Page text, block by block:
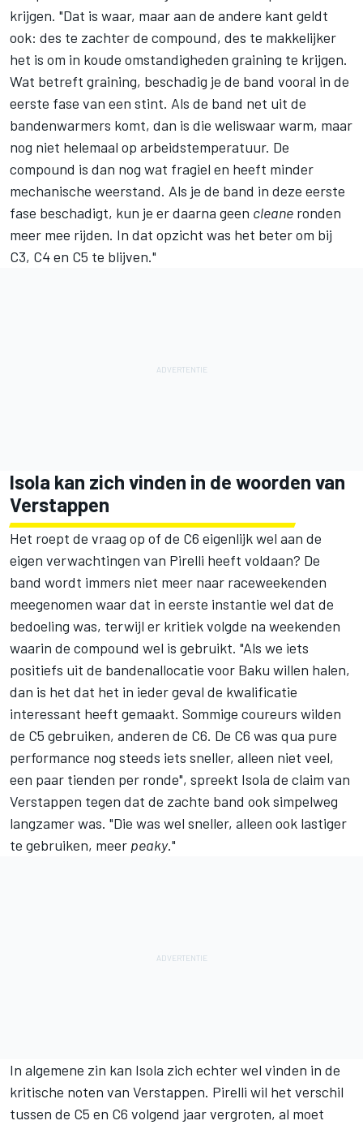
krijgen. "Dat is waar, maar aan de andere kant geldt
ook: des te zachter de compound, des te makkelijker
het is om in koude omstandigheden graining te krijgen.
Wat betreft graining, beschadig je de band vooral in de
eerste fase van een stint. Als de band net uit de
bandenwarmers komt, dan is die weliswaar warm, maar
nog niet helemaal op arbeidstemperatuur. De
compound is dan nog wat fragiel en heeft minder
mechanische weerstand. Als je de band in deze eerste
fase beschadigt, kun je er daarna geen cleane ronden
meer mee rijden. In dat opzicht was het beter om bij
C3, C4 en C5 te blijven."
Isola kan zich vinden in de woorden van
Verstappen
Het roept de vraag op of de C6 eigenlijk wel aan de
eigen verwachtingen van Pirelli heeft voldaan? De
band wordt immers niet meer naar raceweekenden
meegenomen waar dat in eerste instantie wel dat de
bedoeling was, terwijl er kritiek volgde na weekenden
waarin de compound wel is gebruikt. "Als we iets
positiefs uit de bandenallocatie voor Baku willen halen,
dan is het dat het in ieder geval de kwalificatie
interessant heeft gemaakt. Sommige coureurs wilden
de C5 gebruiken, anderen de C6. De C6 was qua pure
performance nog steeds iets sneller, alleen niet veel,
een paar tienden per ronde", spreekt Isola de claim van
Verstappen tegen dat de zachte band ook simpelweg
langzamer was. "Die was wel sneller, alleen ook lastiger
te gebruiken, meer peaky."
In algemene zin kan Isola zich echter wel vinden in de
kritische noten van Verstappen. Pirelli wil het verschil
tussen de C5 en C6 volgend jaar vergroten, al moet